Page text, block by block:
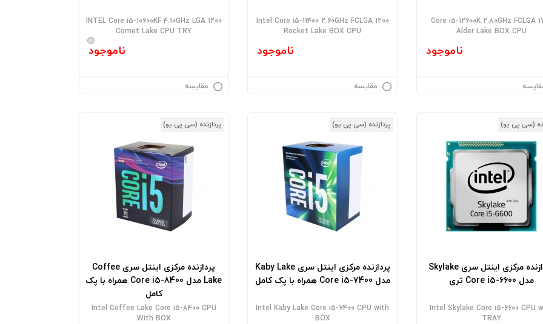
Core i5-12600K 2.80GHz FCLGA
Alder Lake BOX CPU
ناموجود
Intel Core i5-11400 2.60GHz FCLGA 1200
Rocket Lake BOX CPU
ناموجود
مقایسه
INTEL Core i5-10600KF 4.10GHz LGA 1200
Comet Lake CPU TRY
ناموجود
مقایسه
(سی پی یو)
پردازنده مرکزی اینتل سری Skylake
مدل Core i5-6600 تری
Intel Skylake Core i5-6600 CPU
TRAY
پردازنده (سی پی یو)
پردازنده مرکزی اینتل سری Kaby Lake
مدل Core i5-7400 همراه با پک کامل
Intel Kaby Lake Core i5-7400 CPU with
BOX
پردازنده (سی پی یو)
پردازنده مرکزی اینتل سری Coffee
Lake مدل Core i5-8400 همراه با پک
کامل
Intel Coffee Lake Core i5-8400 CPU
With BOX